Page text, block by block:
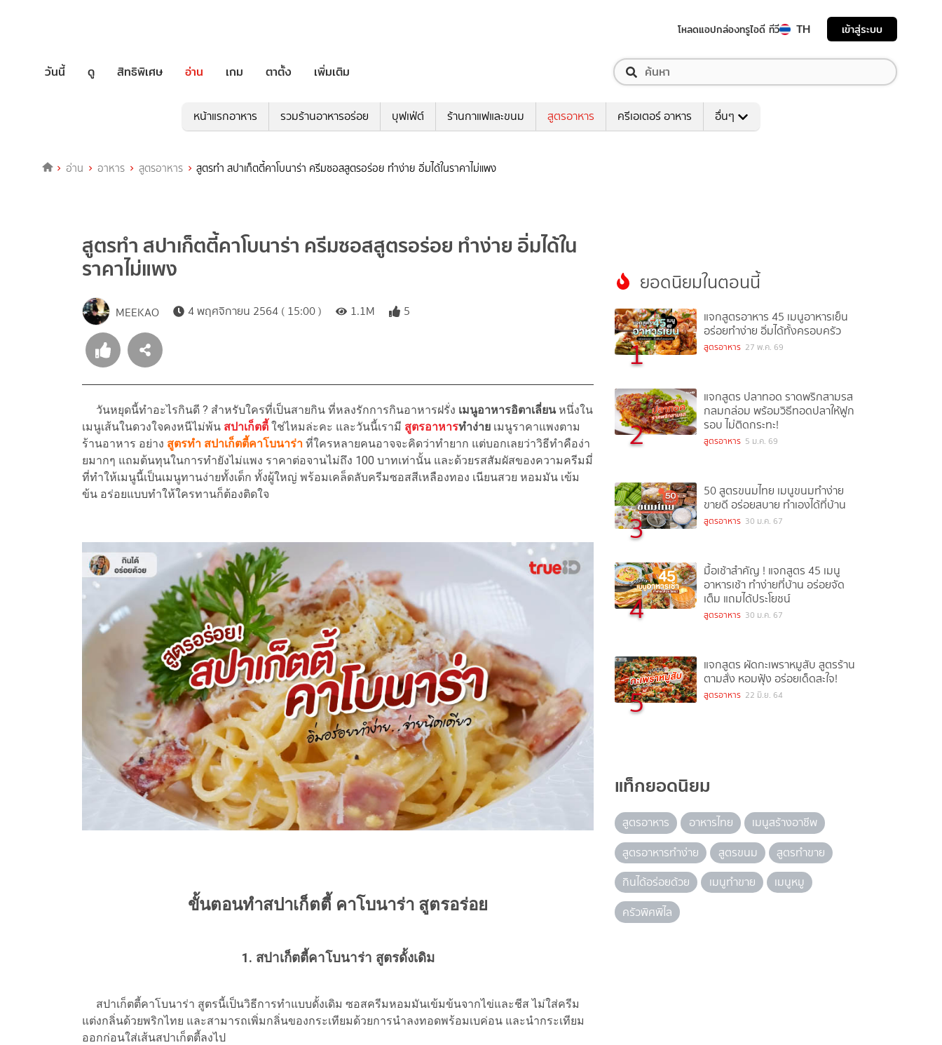
โหลดแอปกล่องทรูไอดี ทีวี TH เข้าสู่ระบบ
วันนี้ ดู สิทธิพิเศษ อ่าน เกม ตาตั้ง เพิ่มเติม
หน้าแรกอาหาร รวมร้านอาหารอร่อย บุฟเฟ่ต์ ร้านกาแฟและขนม สูตรอาหาร ครีเอเตอร์ อาหาร อื่นๆ
อ่าน อาหาร สูตรอาหาร สูตรทำ สปาเก็ตตี้คาโบนาร่า ครีมซอสสูตรอร่อย ทำง่าย อิ่มได้ในราคาไม่แพง
สูตรทำ สปาเก็ตตี้คาโบนาร่า ครีมซอสสูตรอร่อย ทำง่าย อิ่มได้ใน
ราคาไม่แพง
MEEKAO 4 พฤศจิกายน 2564 ( 15:00 ) 1.1M 5
วันหยุดนี้ทำอะไรกินดี ? สำหรับใครที่เป็นสายกิน ที่หลงรักการกินอาหารฝรั่ง เมนูอาหารอิตาเลี่ยนหนึ่งใน
เมนูเส้นในดวงใจคงหนีไม่พ้น สปาเก็ตตี้ ใช่ไหมล่ะคะ และวันนี้เรามี สูตรอาหารทำง่าย เมนูราคาแพงตาม
ร้านอาหาร อย่าง สูตรทำ สปาเก็ตตี้คาโบนาร่า ที่ใครหลายคนอาจจะคิดว่าทำยาก แต่บอกเลยว่าวิธีทำคือง่า
ยมากๆ แถมต้นทุนในการทำยังไม่แพง ราคาต่อจานไม่ถึง 100 บาทเท่านั้น และด้วยรสสัมผัสของความครีมมี่
ที่ทำให้เมนูนี้เป็นเมนูทานง่ายทั้งเด็ก ทั้งผู้ใหญ่ พร้อมเคล็ดลับครีมซอสสีเหลืองทอง เนียนสวย หอมมัน เข้ม
ข้น อร่อยแบบทำให้ใครทานก็ต้องติดใจ
ขั้นตอนทำสปาเก็ตตี้ คาโบนาร่า สูตรอร่อย
1. สปาเก็ตตี้คาโบนาร่า สูตรดั้งเดิม
สปาเก็ตตี้คาโบนาร่า สูตรนี้เป็นวิธีการทำแบบดั้งเดิม ซอสครีมหอมมันเข้มข้นจากไข่และชีส ไม่ใส่ครีม
แต่งกลิ่นด้วยพริกไทย และสามารถเพิ่มกลิ่นของกระเทียมด้วยการนำลงทอดพร้อมเบค่อน และนำกระเทียม
ออกก่อนใส่เส้นสปาเก็ตตี้ลงไป
ยอดนิยมในตอนนี้
1
แจกสูตรอาหาร 45 เมนูอาหารเย็น
อร่อยทำง่าย อิ่มได้ทั้งครอบครัว
สูตรอาหาร 27 พ.ค. 69
2
แจกสูตร ปลาทอด ราดพริกสามรส
กลมกล่อม พร้อมวิธีทอดปลาให้ฟูก
รอบ ไม่ติดกระทะ!
สูตรอาหาร 5 ม.ค. 69
3
50 สูตรขนมไทย เมนูขนมทำง่าย
ขายดี อร่อยสบาย ทำเองได้ที่บ้าน
สูตรอาหาร 30 ม.ค. 67
4
มื้อเช้าสำคัญ ! แจกสูตร 45 เมนู
อาหารเช้า ทำง่ายที่บ้าน อร่อยจัด
เต็ม แถมได้ประโยชน์
สูตรอาหาร 30 ม.ค. 67
5
แจกสูตร ผัดกะเพราหมูสับ สูตรร้าน
ตามสั่ง หอมฟุ้ง อร่อยเด็ดสะใจ!
สูตรอาหาร 22 มิ.ย. 64
แท็กยอดนิยม
สูตรอาหาร อาหารไทย
เมนูสร้างอาชีพ
สูตรอาหารทำง่าย
สูตรขนม
สูตรทำขาย
กินได้อร่อยด้วย
เมนูทำขาย
เมนูหมู
ครัวพิศพิไล